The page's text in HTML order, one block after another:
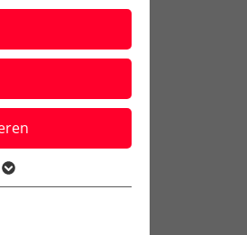
der
Webseite